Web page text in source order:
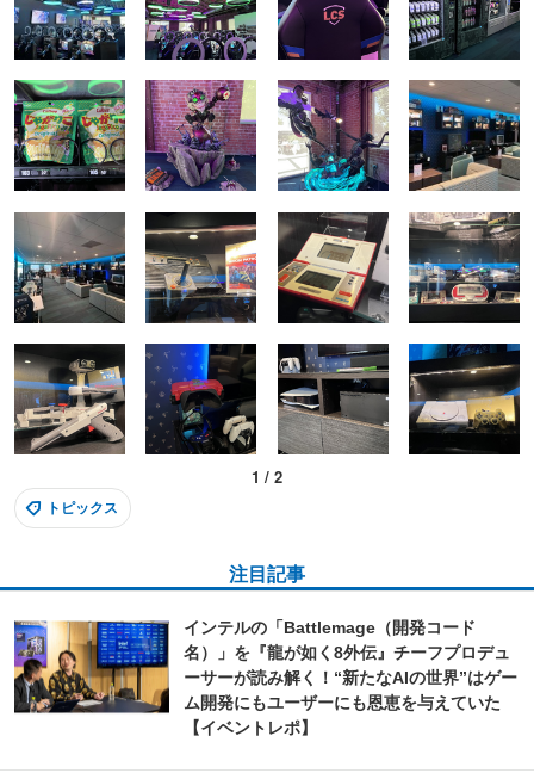
1 / 2
トピックス
注目記事
インテルの「Battlemage（開発コード
名）」を『龍が如く8外伝』チーフプロデュ
ーサーが読み解く！“新たなAIの世界”はゲー
ム開発にもユーザーにも恩恵を与えていた
【イベントレポ】